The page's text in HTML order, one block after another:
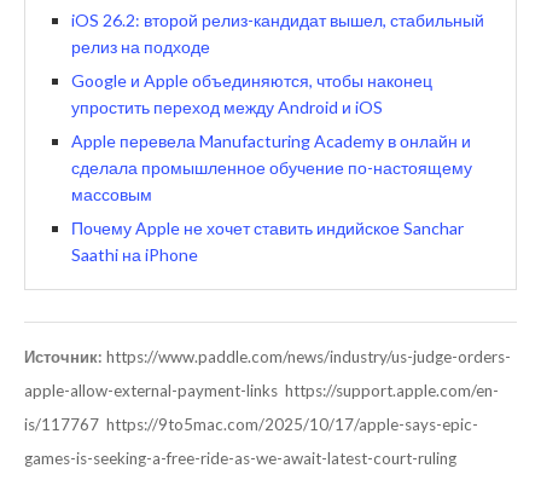
iOS 26.2: второй релиз-кандидат вышел, стабильный
релиз на подходе
Google и Apple объединяются, чтобы наконец
упростить переход между Android и iOS
Apple перевела Manufacturing Academy в онлайн и
сделала промышленное обучение по-настоящему
массовым
Почему Apple не хочет ставить индийское Sanchar
Saathi на iPhone
Источник: https://www.paddle.com/news/industry/us-judge-orders-
apple-allow-external-payment-links https://support.apple.com/en-
is/117767 https://9to5mac.com/2025/10/17/apple-says-epic-
games-is-seeking-a-free-ride-as-we-await-latest-court-ruling